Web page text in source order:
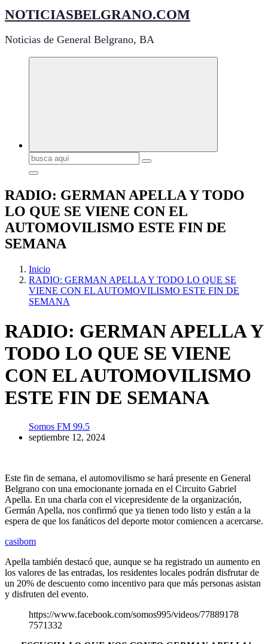
NOTICIASBELGRANO.COM
Noticias de General Belgrano, BA
Buscar:
RADIO: GERMAN APELLA Y TODO
LO QUE SE VIENE CON EL
AUTOMOVILISMO ESTE FIN DE
SEMANA
Inicio
RADIO: GERMAN APELLA Y TODO LO QUE SE
VIENE CON EL AUTOMOVILISMO ESTE FIN DE
SEMANA
RADIO: GERMAN APELLA Y
TODO LO QUE SE VIENE
CON EL AUTOMOVILISMO
ESTE FIN DE SEMANA
Somos FM 99.5
septiembre 12, 2024
Este fin de semana, el automovilismo se hará presente en General
Belgrano con una emocionante jornada en el Circuito Gabriel
Apella. En una charla con el vicepresidente de la organización,
Germán Apella, nos confirmó que ya tienen todo listo y están a la
espera de que los fanáticos del deporte motor comiencen a acercarse.
casibom
Apella también destacó que, aunque se ha registrado un aumento en
los valores de las entradas, los residentes locales podrán disfrutar de
un 20% de descuento como incentivo para que más personas asistan
y disfruten del evento.
https://www.facebook.com/somos995/videos/77889178
7571332